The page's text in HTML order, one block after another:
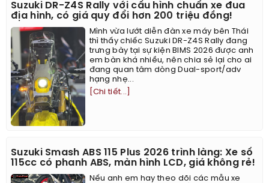
Suzuki DR-Z4S Rally với cấu hình chuẩn xe đua
địa hình, có giá quy đổi hơn 200 triệu đồng!
Mình vừa lướt diễn đàn xe máy bên Thái
thì thấy chiếc Suzuki DR-Z4S Rally đang
trưng bày tại sự kiện BIMS 2026 được anh
em bàn khá nhiều, nên chia sẻ lại cho ai
đang quan tâm dòng Dual-sport/adv
hạng nhẹ...
[Chi tiết...]
Suzuki Smash ABS 115 Plus 2026 trình làng: Xe số
115cc có phanh ABS, màn hình LCD, giá không rẻ!
Nếu anh em hay theo dõi các mẫu xe